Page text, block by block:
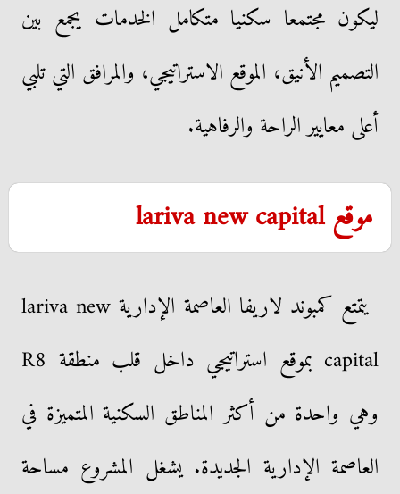
ليكون مجتمعا سكنيا متكامل الخدمات يجمع بين
التصميم الأنيق، الموقع الاستراتيجي، والمرافق التي تلبي
أعلى معايير الراحة والرفاهية.
موقع lariva new capital
يتمتع كمبوند لاريفا العاصمة الإدارية lariva new
capital بموقع استراتيجي داخل قلب منطقة R8
وهي واحدة من أكثر المناطق السكنية المتميزة في
العاصمة الإدارية الجديدة. يشغل المشروع مساحة